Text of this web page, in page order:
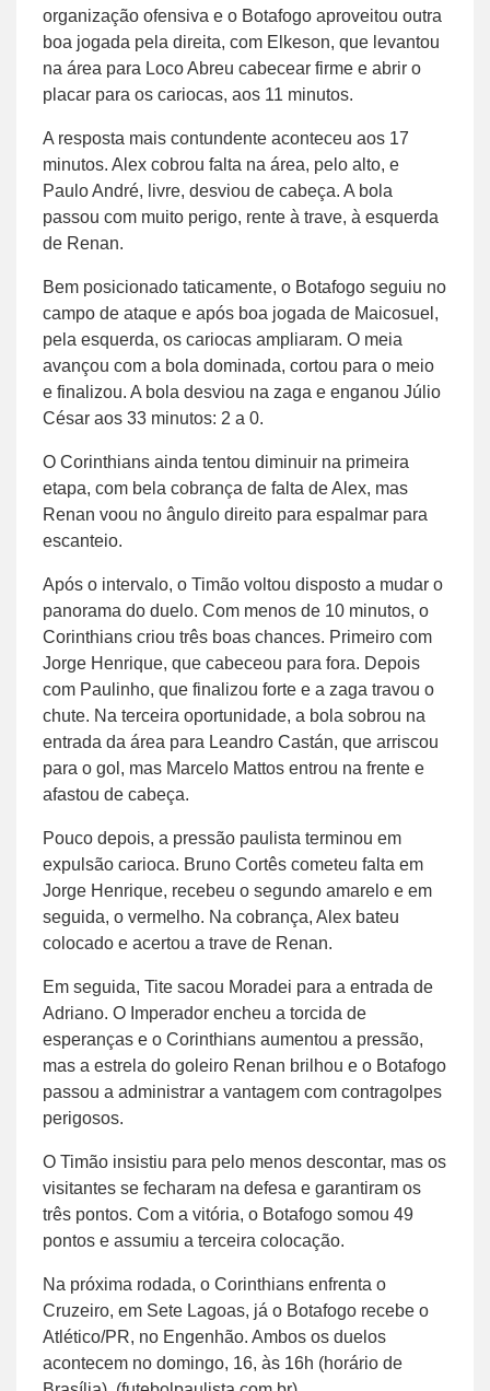
organização ofensiva e o Botafogo aproveitou outra
boa jogada pela direita, com Elkeson, que levantou
na área para Loco Abreu cabecear firme e abrir o
placar para os cariocas, aos 11 minutos.
A resposta mais contundente aconteceu aos 17
minutos. Alex cobrou falta na área, pelo alto, e
Paulo André, livre, desviou de cabeça. A bola
passou com muito perigo, rente à trave, à esquerda
de Renan.
Bem posicionado taticamente, o Botafogo seguiu no
campo de ataque e após boa jogada de Maicosuel,
pela esquerda, os cariocas ampliaram. O meia
avançou com a bola dominada, cortou para o meio
e finalizou. A bola desviou na zaga e enganou Júlio
César aos 33 minutos: 2 a 0.
O Corinthians ainda tentou diminuir na primeira
etapa, com bela cobrança de falta de Alex, mas
Renan voou no ângulo direito para espalmar para
escanteio.
Após o intervalo, o Timão voltou disposto a mudar o
panorama do duelo. Com menos de 10 minutos, o
Corinthians criou três boas chances. Primeiro com
Jorge Henrique, que cabeceou para fora. Depois
com Paulinho, que finalizou forte e a zaga travou o
chute. Na terceira oportunidade, a bola sobrou na
entrada da área para Leandro Castán, que arriscou
para o gol, mas Marcelo Mattos entrou na frente e
afastou de cabeça.
Pouco depois, a pressão paulista terminou em
expulsão carioca. Bruno Cortês cometeu falta em
Jorge Henrique, recebeu o segundo amarelo e em
seguida, o vermelho. Na cobrança, Alex bateu
colocado e acertou a trave de Renan.
Em seguida, Tite sacou Moradei para a entrada de
Adriano. O Imperador encheu a torcida de
esperanças e o Corinthians aumentou a pressão,
mas a estrela do goleiro Renan brilhou e o Botafogo
passou a administrar a vantagem com contragolpes
perigosos.
O Timão insistiu para pelo menos descontar, mas os
visitantes se fecharam na defesa e garantiram os
três pontos. Com a vitória, o Botafogo somou 49
pontos e assumiu a terceira colocação.
Na próxima rodada, o Corinthians enfrenta o
Cruzeiro, em Sete Lagoas, já o Botafogo recebe o
Atlético/PR, no Engenhão. Ambos os duelos
acontecem no domingo, 16, às 16h (horário de